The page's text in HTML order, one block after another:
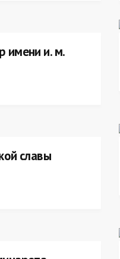
имени и. м.
славы